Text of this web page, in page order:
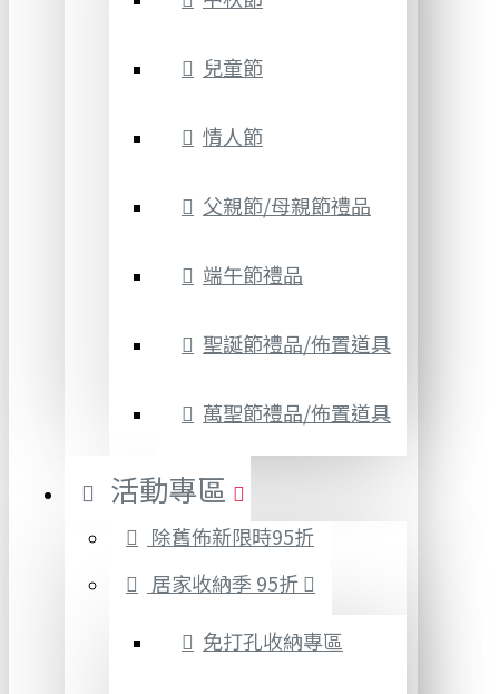
兒童節
情人節
父親節/母親節禮品
端午節禮品
聖誕節禮品/佈置道具
萬聖節禮品/佈置道具
活動專區
除舊佈新限時95折
居家收納季 95折
免打孔收納專區